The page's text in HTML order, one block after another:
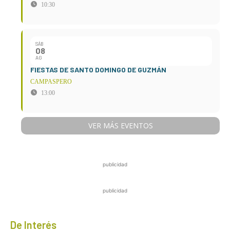
10:30
SÁB
08
AG
FIESTAS DE SANTO DOMINGO DE GUZMÁN
CAMPASPERO
13:00
VER MÁS EVENTOS
publicidad
publicidad
De Interés